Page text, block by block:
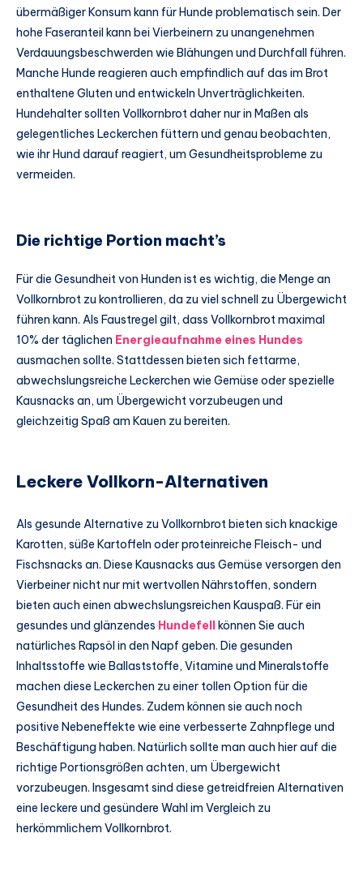
übermäßiger Konsum kann für Hunde problematisch sein. Der
hohe Faseranteil kann bei Vierbeinern zu unangenehmen
Verdauungsbeschwerden wie Blähungen und Durchfall führen.
Manche Hunde reagieren auch empfindlich auf das im Brot
enthaltene Gluten und entwickeln Unverträglichkeiten.
Hundehalter sollten Vollkornbrot daher nur in Maßen als
gelegentliches Leckerchen füttern und genau beobachten,
wie ihr Hund darauf reagiert, um Gesundheitsprobleme zu
vermeiden.
Die richtige Portion macht’s
Für die Gesundheit von Hunden ist es wichtig, die Menge an
Vollkornbrot zu kontrollieren, da zu viel schnell zu Übergewicht
führen kann. Als Faustregel gilt, dass Vollkornbrot maximal
10% der täglichen Energieaufnahme eines Hundes
ausmachen sollte. Stattdessen bieten sich fettarme,
abwechslungsreiche Leckerchen wie Gemüse oder spezielle
Kausnacks an, um Übergewicht vorzubeugen und
gleichzeitig Spaß am Kauen zu bereiten.
Leckere Vollkorn-Alternativen
Als gesunde Alternative zu Vollkornbrot bieten sich knackige
Karotten, süße Kartoffeln oder proteinreiche Fleisch- und
Fischsnacks an. Diese Kausnacks aus Gemüse versorgen den
Vierbeiner nicht nur mit wertvollen Nährstoffen, sondern
bieten auch einen abwechslungsreichen Kauspaß. Für ein
gesundes und glänzendes Hundefellkönnen Sie auch
natürliches Rapsöl in den Napf geben. Die gesunden
Inhaltsstoffe wie Ballaststoffe, Vitamine und Mineralstoffe
machen diese Leckerchen zu einer tollen Option für die
Gesundheit des Hundes. Zudem können sie auch noch
positive Nebeneffekte wie eine verbesserte Zahnpflege und
Beschäftigung haben. Natürlich sollte man auch hier auf die
richtige Portionsgrößen achten, um Übergewicht
vorzubeugen. Insgesamt sind diese getreidfreien Alternativen
eine leckere und gesündere Wahl im Vergleich zu
herkömmlichem Vollkornbrot.